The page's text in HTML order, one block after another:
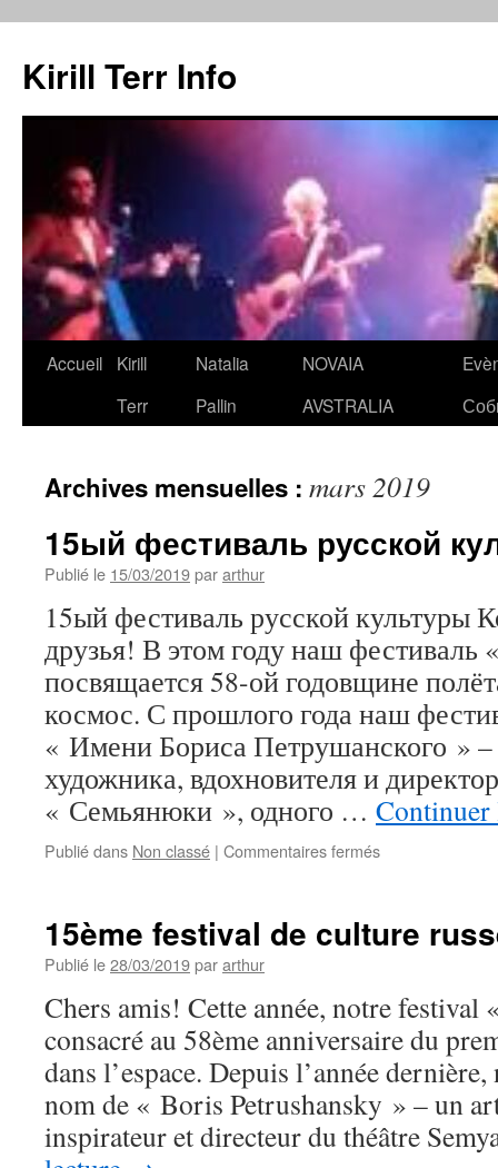
Kirill Terr Info
Aller
Accueil
Kirill
Terr
Natalia
Pallin
NOVAIA
AVSTRALIA
Archives mensuelles : mars 2019
15ый фестиваль русской
Publié le 15/03/2019pararthur
15ый фестиваль русской культуры
друзья! В этом году наш
посвящается 58-ой годовщине
космос. С прошлого года наш
« Имени Бориса Петрушанского » –
художника, вдохновителя и
« Семьянюки », одного …
Publié dans Non classé | Commentaires ferméssur
культуры
15ème festival de culture
Publié le28/03/2019pararthur
Chers amis! Cette année, notre festival
consacré au 58ème anniversaire du
dans l’espace. Depuis l’année
nom de « Boris Petrushansky » – un
inspirateur et directeur du théâtre